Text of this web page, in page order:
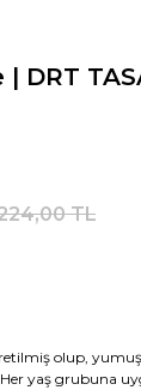
| DRT
TL
olup,
yaş grubuna